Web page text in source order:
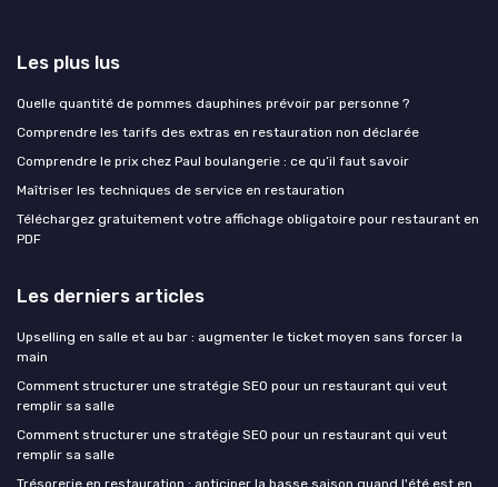
Les plus lus
Quelle quantité de pommes dauphines prévoir par personne ?
Comprendre les tarifs des extras en restauration non déclarée
Comprendre le prix chez Paul boulangerie : ce qu’il faut savoir
Maîtriser les techniques de service en restauration
Téléchargez gratuitement votre affichage obligatoire pour restaurant en
PDF
Les derniers articles
Upselling en salle et au bar : augmenter le ticket moyen sans forcer la
main
Comment structurer une stratégie SEO pour un restaurant qui veut
remplir sa salle
Comment structurer une stratégie SEO pour un restaurant qui veut
remplir sa salle